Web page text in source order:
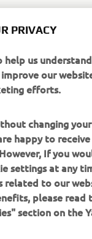
të ri të linjës
PRIVACY
help us
our
efforts.
changing
happy to
If you
settings at any
to our
please read
section on the